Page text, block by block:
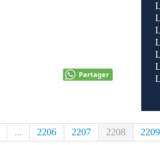
Partager
... 2206 2207 2208 2209